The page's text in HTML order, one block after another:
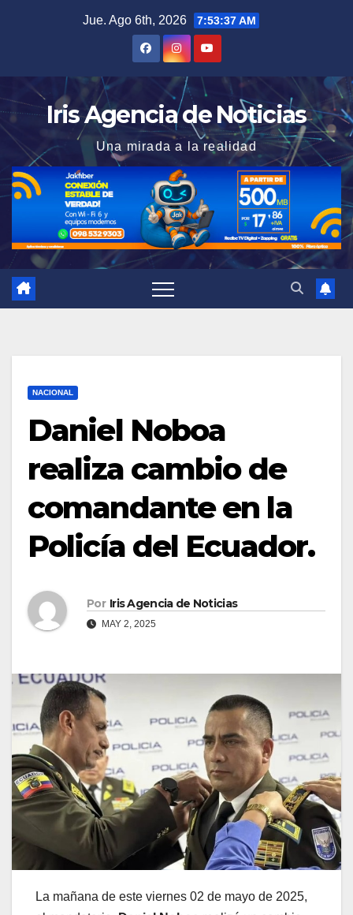
Jue. Ago 6th, 2026 7:53:38 AM
Iris Agencia de Noticias
Una mirada a la realidad
NACIONAL
Daniel Noboa
realiza cambio de
comandante en la
Policía del Ecuador.
Por Iris Agencia de Noticias
MAY 2, 2025
La mañana de este viernes 02 de mayo de 2025,